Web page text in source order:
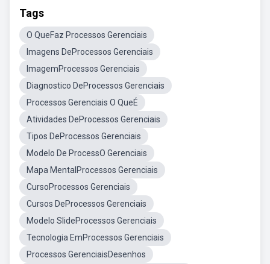
Tags
O QueFaz Processos Gerenciais
Imagens DeProcessos Gerenciais
ImagemProcessos Gerenciais
Diagnostico DeProcessos Gerenciais
Processos Gerenciais O QueÉ
Atividades DeProcessos Gerenciais
Tipos DeProcessos Gerenciais
Modelo De ProcessO Gerenciais
Mapa MentalProcessos Gerenciais
CursoProcessos Gerenciais
Cursos DeProcessos Gerenciais
Modelo SlideProcessos Gerenciais
Tecnologia EmProcessos Gerenciais
Processos GerenciaisDesenhos